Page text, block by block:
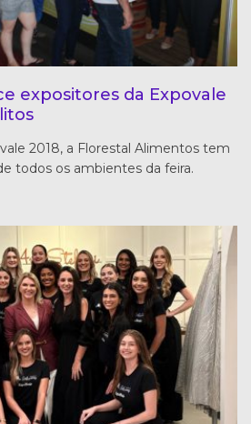
expositores da Expovale
2018, a Florestal Alimentos tem
todos os ambientes da feira.